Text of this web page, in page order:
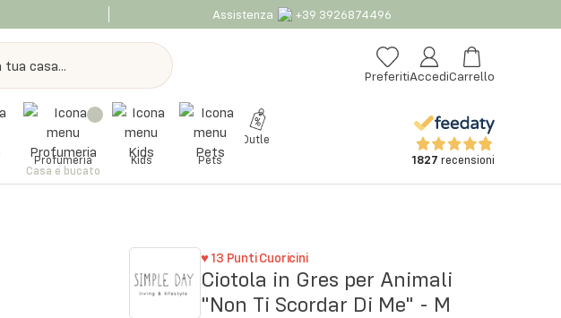
Assistenza +39 3926874496
PreferitiAccediCarrello
Casa e bucato
Profumeria Kids Pets
Outlet
1827 recensioni
♥ 13 Punti Cuoricini
Ciotola in Gres per Animali
"Non Ti Scordar Di Me" - M